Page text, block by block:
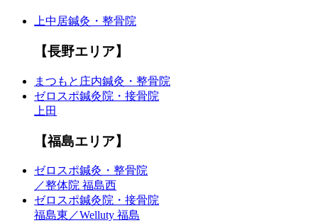
上中居鍼灸・整骨院
【長野エリア】
まつもと庄内鍼灸・整骨院
ゼロスポ鍼灸院・接骨院
上田
【福島エリア】
ゼロスポ鍼灸・整骨院
／整体院 福島西
ゼロスポ鍼灸院・接骨院
福島東／Welluty 福島